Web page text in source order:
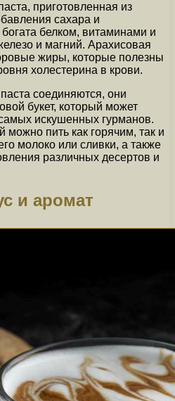
приготовленная из
сахара и
белком, витаминами и
и магний. Арахисовая
жиры, которые полезны
холестерина в крови.
соединяются, они
букет, который может
искушенных гурманов.
можно пить как горячим, так и
молоко или сливки, а также
различных десертов и
и аромат